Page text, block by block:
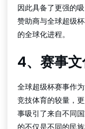
因此具备了更强的
赞助商与全球超级
的全球化进程。
4、赛事
全球超级杯赛事作
竞技体育的较量，
事吸引了来自不同
的不仅是不同的民